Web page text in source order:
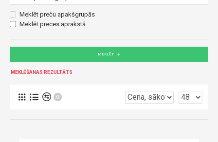
Meklēt preču apakšgrupās
Meklēt preces aprakstā
MEKLĒT
MEKLĒŠANAS REZULTĀTS
0